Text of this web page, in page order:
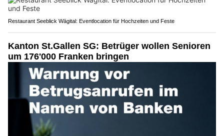
Restaurant Seeblick Wägital: Eventlocation für Hochzeiten und Feste
Kanton St.Gallen SG: Betrüger wollen Senioren
um 176'000 Franken bringen